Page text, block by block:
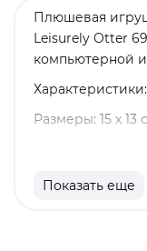
Плюшевая
Leisurely Otter
компьютерной
Характеристики:
Размеры: 15 х 13
Оригинальный
Показать еще